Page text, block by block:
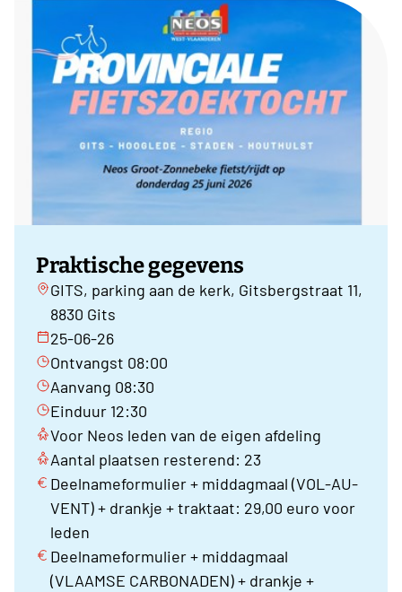
Praktische gegevens
GITS, parking aan de kerk, Gitsbergstraat 11,
8830 Gits
25-06-26
Ontvangst 08:00
Aanvang 08:30
Einduur 12:30
Voor Neos leden van de eigen afdeling
Aantal plaatsen resterend: 23
Deelnameformulier + middagmaal (VOL-AU-
VENT) + drankje + traktaat: 29,00 euro voor
leden
Deelnameformulier + middagmaal
(VLAAMSE CARBONADEN) + drankje +